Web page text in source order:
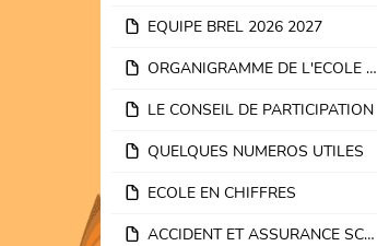
EQUIPE BREL 2026 2027
ORGANIGRAMME DE L'ECOLE JACQUES BREL
LE CONSEIL DE PARTICIPATION
QUELQUES NUMEROS UTILES
ECOLE EN CHIFFRES
ACCIDENT ET ASSURANCE SCOLAIRE